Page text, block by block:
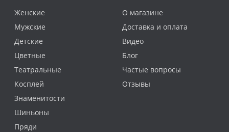
Женские
Мужские
Детские
Цветные
Театральные
Косплей
Знаменитости
Шиньоны
Пряди
О магазине
Доставка и оплата
Видео
Блог
Частые вопросы
Отзывы